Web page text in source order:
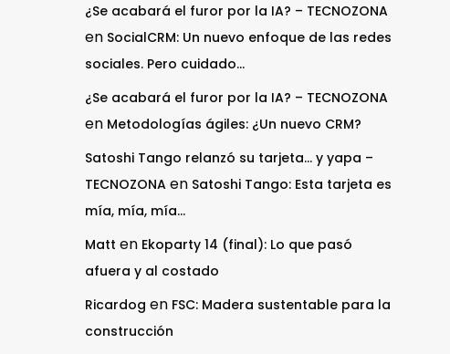
¿Se acabará el furor por la IA? – TECNOZONA
en SocialCRM: Un nuevo enfoque de las redes
sociales. Pero cuidado…
¿Se acabará el furor por la IA? – TECNOZONA
en Metodologías ágiles: ¿Un nuevo CRM?
Satoshi Tango relanzó su tarjeta… y yapa –
TECNOZONAen Satoshi Tango: Esta tarjeta es
mía, mía, mía…
Matt en Ekoparty 14 (final): Lo que pasó
afuera y al costado
Ricardog en FSC: Madera sustentable para la
construcción